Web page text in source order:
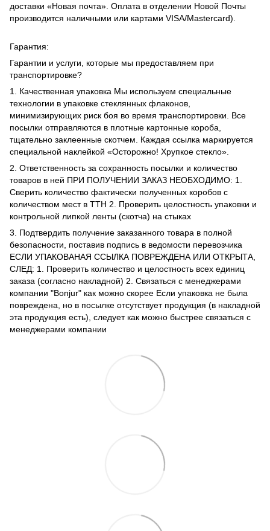
доставки «Новая почта». Оплата в отделении Новой Почты
производится наличными или картами VISA/Mastercard).
Гарантия:
Гарантии и услуги, которые мы предоставляем при
транспортировке?
1. Качественная упаковка Мы используем специальные
технологии в упаковке стеклянных флаконов,
минимизирующих риск боя во время транспортировки. Все
посылки отправляются в плотные картонные короба,
тщательно заклеенные скотчем. Каждая ссылка маркируется
специальной наклейкой «Осторожно! Хрупкое стекло».
2. Ответственность за сохранность посылки и количество
товаров в ней ПРИ ПОЛУЧЕНИИ ЗАКАЗ НЕОБХОДИМО: 1.
Сверить количество фактически полученных коробов с
количеством мест в ТТН 2. Проверить целостность упаковки и
контрольной липкой ленты (скотча) на стыках
3. Подтвердить получение заказанного товара в полной
безопасности, поставив подпись в ведомости перевозчика
ЕСЛИ УПАКОВАНАЯ ССЫЛКА ПОВРЕЖДЕНА ИЛИ ОТКРЫТА,
СЛЕД: 1. Проверить количество и целостность всех единиц
заказа (согласно накладной) 2. Связаться с менеджерами
компании "Bonjur" как можно скорее Если упаковка не была
повреждена, но в посылке отсутствует продукция (в накладной
эта продукция есть), следует как можно быстрее связаться с
менеджерами компании